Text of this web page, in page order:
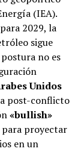
(IEA).
para 2029, la
sigue
no es
Unidos
post-conflicto
«bullish»
para proyectar
en un